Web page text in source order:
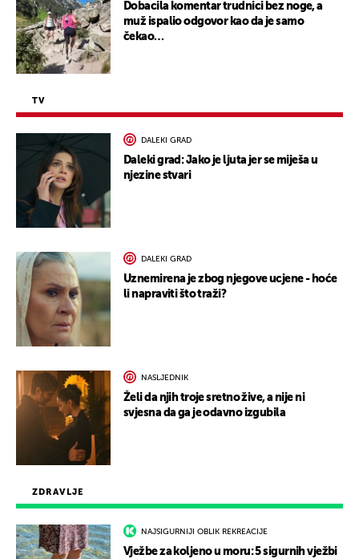
ZDRAVLJE
NAJSIGURNIJI OBLIK REKREACIJE
Vježbe za koljeno u moru: 5 sigurnih vježbi
Dobacila komentar trudnici bez noge, a
muž ispalio odgovor kao da je samo
čekao…
TV
DALEKI GRAD
Daleki grad: Jako je ljuta jer se miješa u
njezine stvari
DALEKI GRAD
Uznemirena je zbog njegove ucjene - hoće
li napraviti što traži?
NASLJEDNIK
Želi da njih troje sretno žive, a nije ni
svjesna da ga je odavno izgubila